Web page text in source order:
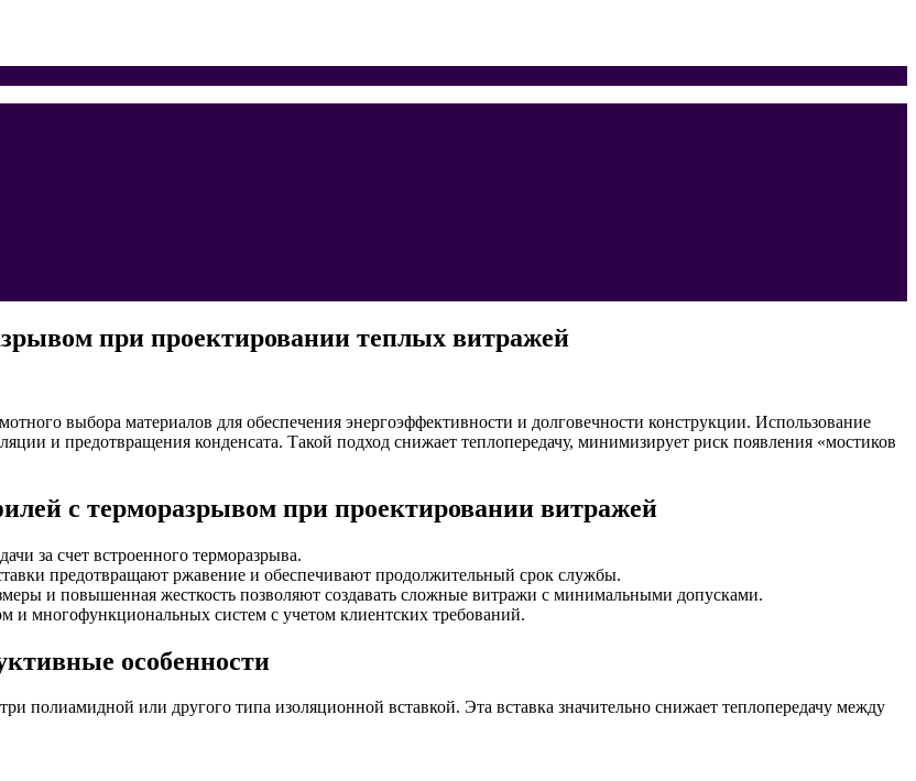
при проектировании теплых витражей
выбора материалов для обеспечения энергоэффективности и долговечности конструкции. Использование
и предотвращения конденсата. Такой подход снижает теплопередачу, минимизирует риск появления «мостиков
с терморазрывом при проектировании витражей
за счет встроенного терморазрыва.
предотвращают ржавение и обеспечивают продолжительный срок службы.
и повышенная жесткость позволяют создавать сложные витражи с минимальными допусками.
и многофункциональных систем с учетом клиентских требований.
особенности
полиамидной или другого типа изоляционной вставкой. Эта вставка значительно снижает теплопередачу между